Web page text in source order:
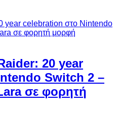
20 year
Switch 2 –
σε φορητή